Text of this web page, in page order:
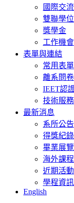
國際交流
雙聯學位
獎學金
工作機會
表單與連結
常用表單
離系問卷
IEET認
技術服務
最新消息
系所公告
得獎紀錄
畢業展覽
海外課
近期活動
學程資訊
English